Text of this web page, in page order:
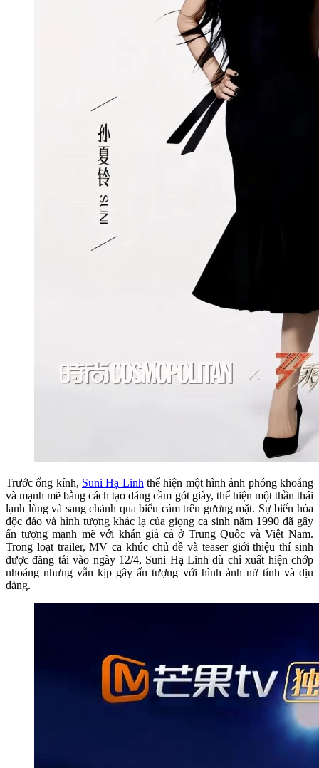
Trước ống kính, Suni Hạ Linh thể hiện một hình ảnh phóng khoáng
và mạnh mẽ bằng cách tạo dáng cầm gót giày, thể hiện một thần thái
lạnh lùng và sang chảnh qua biểu cảm trên gương mặt. Sự biến hóa
độc đáo và hình tượng khác lạ của giọng ca sinh năm 1990 đã gây
ấn tượng mạnh mẽ với khán giả cả ở Trung Quốc và Việt Nam.
Trong loạt trailer, MV ca khúc chủ đề và teaser giới thiệu thí sinh
được đăng tải vào ngày 12/4, Suni Hạ Linh dù chỉ xuất hiện chớp
nhoáng nhưng vẫn kịp gây ấn tượng với hình ảnh nữ tính và dịu
dàng.